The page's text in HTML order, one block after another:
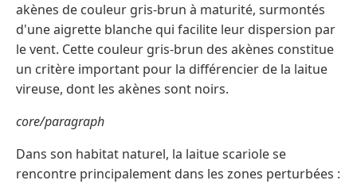
akènes de couleur gris-brun à maturité, surmontés
d'une aigrette blanche qui facilite leur dispersion par
le vent. Cette couleur gris-brun des akènes constitue
un critère important pour la différencier de la laitue
vireuse, dont les akènes sont noirs.
core/paragraph
Dans son habitat naturel, la laitue scariole se
rencontre principalement dans les zones perturbées :